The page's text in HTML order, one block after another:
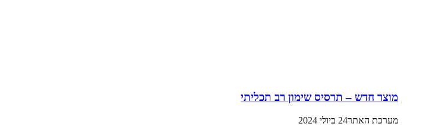
מוצר חדש – תרסיס שימון רב תכליתי
מערכת האתר24 ביולי 2024